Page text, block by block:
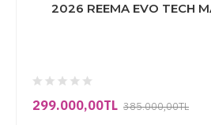
2026 REEMA EVO TECH
299.000,00TL 385.000,00TL